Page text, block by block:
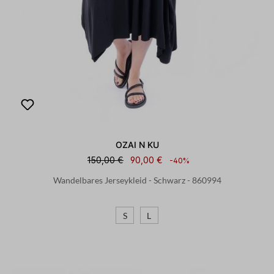
OZAI N KU
150,00 €
90,00 € -40%
Wandelbares Jerseykleid - Schwarz - 860994
S L